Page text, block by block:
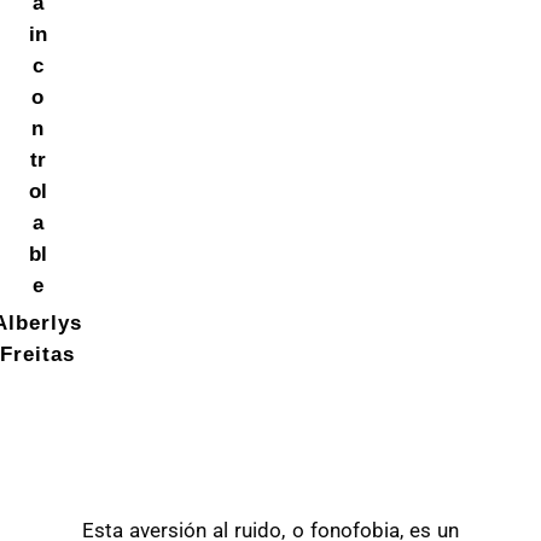
in
c
o
n
tr
ol
a
bl
e
Freitas
Estaaversión al ruido, o fonofobia, es un